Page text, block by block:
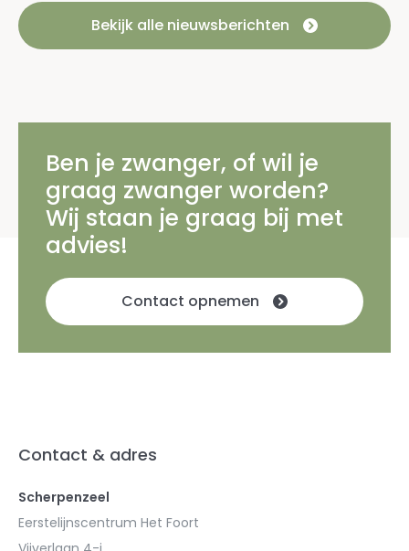
Bekijk alle nieuwsberichten
Ben je zwanger, of wil je
graag zwanger worden?
Wij staan je graag bij met
advies!
Contact opnemen
Contact & adres
Scherpenzeel
Eerstelijnscentrum Het Foort